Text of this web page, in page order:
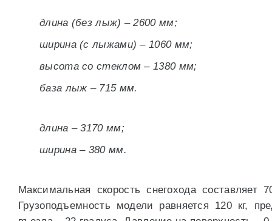
длина (без лыж) – 2600 мм;
ширина (с лыжами) – 1060 мм;
высота со стеклом – 1380 мм;
база лыж – 715 мм.
длина – 3170 мм;
ширина – 380 мм.
Максимальная скорость снегохода
Грузоподъемность модели равняется 120 кг,